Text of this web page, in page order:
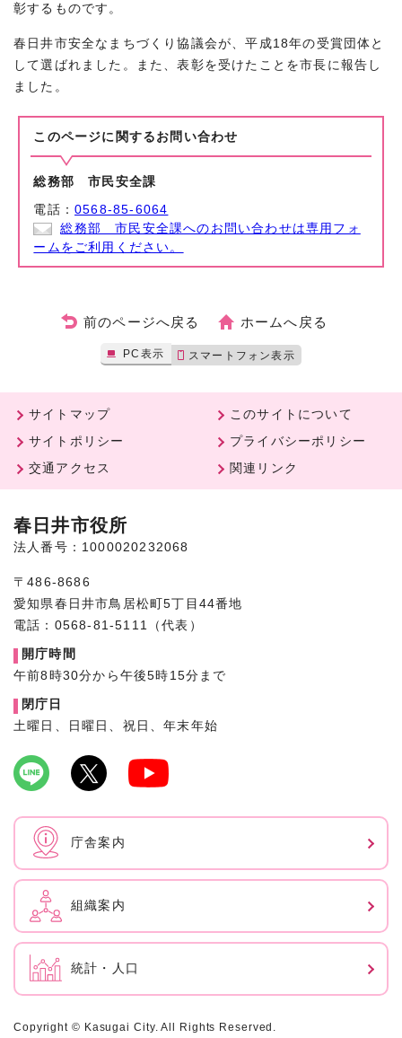
彰するものです。
春日井市安全なまちづくり協議会が、平成18年の受賞団体と
して選ばれました。また、表彰を受けたことを市長に報告し
ました。
このページに関する お問い合わせ
総務部 市民安全課
電話：0568-85-6064
総務部 市民安全課へのお問い合わせは専用フォ
ームをご利用ください。
前のページへ戻る ホームへ戻る
PC表示 スマートフォン表示
サイトマップ
このサイトについて
サイトポリシー
プライバシーポリシー
交通アクセス
関連リンク
春日井市役所
法人番号：1000020232068
〒486-8686
愛知県春日井市鳥居松町5丁目44番地
電話：0568-81-5111（代表）
開庁時間
午前8時30分から午後5時15分まで
閉庁日
土曜日、日曜日、祝日、年末年始
庁舎案内
組織案内
統計・人口
Copyright © Kasugai City. All Rights Reserved.